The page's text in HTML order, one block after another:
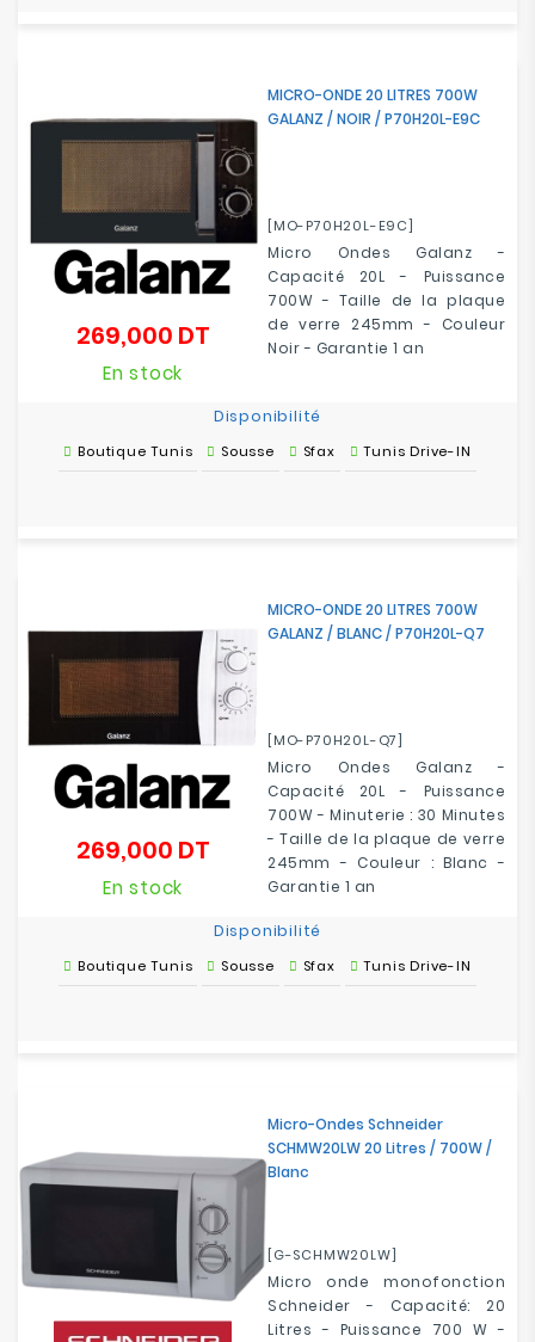
MICRO-ONDE 20 LITRES 700W
GALANZ / NOIR / P70H20L-E9C
[MO-P70H20L-E9C]
Micro Ondes Galanz -
Capacité 20L - Puissance
700W - Taille de la plaque
de verre 245mm - Couleur
Noir - Garantie 1 an
269,000 DTPrix
En stock
Disponibilité
Boutique Tunis Sousse Sfax Tunis Drive-IN
MICRO-ONDE 20 LITRES 700W
GALANZ / BLANC / P70H20L-Q7
[MO-P70H20L-Q7]
Micro Ondes Galanz -
Capacité 20L - Puissance
700W - Minuterie : 30 Minutes
- Taille de la plaque de verre
245mm - Couleur : Blanc -
Garantie 1 an
269,000 DTPrix
En stock
Disponibilité
Boutique Tunis Sousse Sfax Tunis Drive-IN
Micro-Ondes Schneider
SCHMW20LW 20 Litres / 700W /
Blanc
[G-SCHMW20LW]
Micro onde monofonction
Schneider - Capacité: 20
Litres - Puissance 700 W -